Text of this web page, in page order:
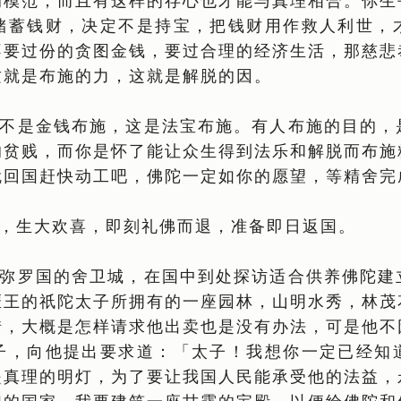
钱财，决定不是持宝，把钱财用作救人利世
过份的贪图金钱，要过合理的经济生活，那慈
是布施的力，这就是解脱的因。
是金钱布施，这是法宝布施。有人布施的目的
贱，而你是怀了能让众生得到法乐和解脱而布
国赶快动工吧，佛陀一定如你的愿望，等精舍
生大欢喜，即刻礼佛而退，准备即日返国。
罗国的舍卫城，在国中到处探访适合供养佛陀
的祇陀太子所拥有的一座园林，山明水秀，林
大概是怎样请求他出卖也是没有办法，可是他
向他提出要求道：「太子！我想你一定已经
理的明灯，为了要让我国人民能承受他的法益